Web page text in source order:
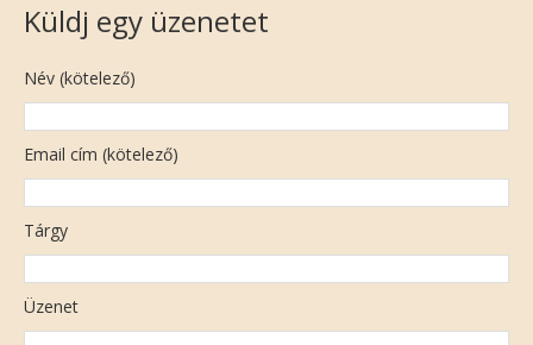
Küldj egy üzenetet
Név (kötelező)
Email cím (kötelező)
Tárgy
Üzenet